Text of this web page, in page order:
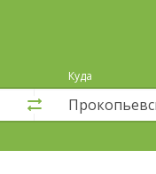
Куда